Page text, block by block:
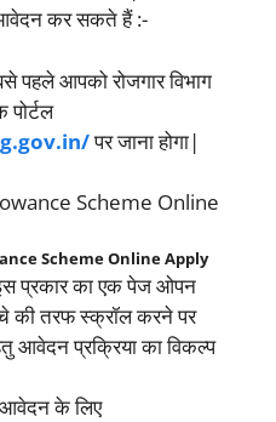
कर सकते हैं :-
आपको रोजगार विभाग
पर जाना होगा|
Scheme Online Apply
प्रकार का एक पेज ओपन
की तरफ स्क्रॉल करने पर
आवेदन प्रक्रिया का विकल्प
के लिए